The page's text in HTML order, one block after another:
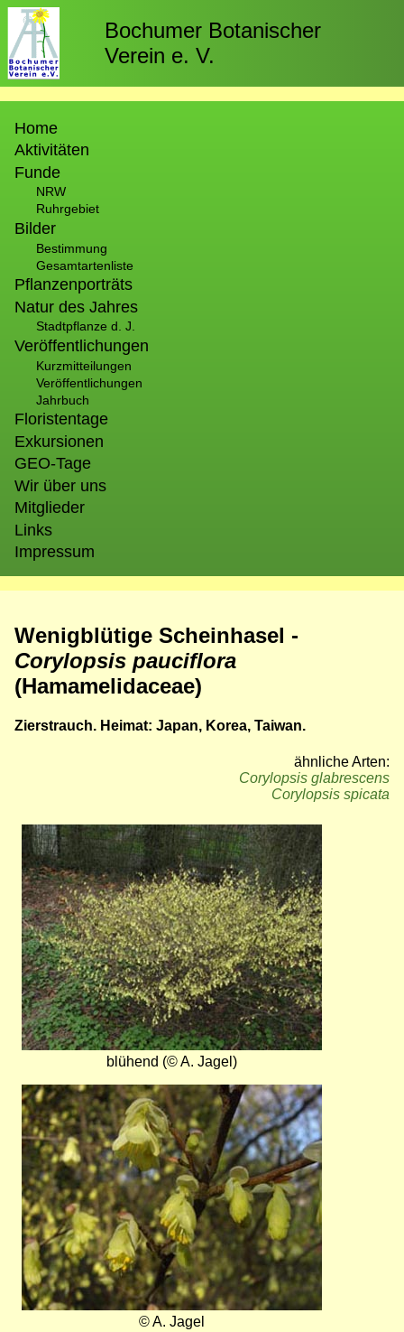
Direkt
zum
Inhalt
Bochumer Botanischer
Verein e. V.
Home
Aktivitäten
Funde
NRW
Ruhrgebiet
Bilder
Bestimmung
Gesamtartenliste
Pflanzenporträts
Natur des Jahres
Stadtpflanze d. J.
Veröffentlichungen
Kurzmitteilungen
Veröffentlichungen
Jahrbuch
Floristentage
Exkursionen
GEO-Tage
Wir über uns
Mitglieder
Links
Impressum
Wenigblütige Scheinhasel -
Corylopsis pauciflora
(Hamamelidaceae)
Zierstrauch. Heimat: Japan, Korea, Taiwan.
ähnliche Arten:
Corylopsis glabrescens
Corylopsis spicata
Bild
blühend (© A. Jagel)
Bild
© A. Jagel